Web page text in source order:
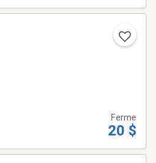
Ferme
20 $